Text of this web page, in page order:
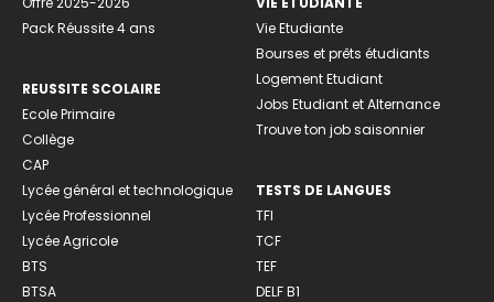
Pack Réussite 4 ans
REUSSITE SCOLAIRE
Ecole Primaire
Collège
CAP
Lycée général et technologique
Lycée Professionnel
Lycée Agricole
BTS
BTSA
Vie Etudiante
Bourses et prêts étudiants
Logement Etudiant
Jobs Etudiant et Alternance
Trouve ton job saisonnier
TESTS DE LANGUES
TFI
TCF
TEF
DELF B1